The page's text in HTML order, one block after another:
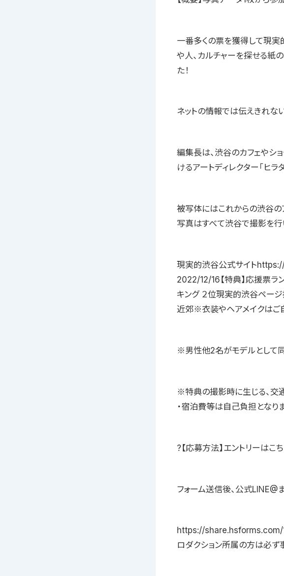
一番多くの票を獲得して現実
や人、カルチャーを探せる紙
た！
ネットの情報では伝えきれな
編集長は、渋谷のカフェやシ
けるアートディレクター「ヒラ
被写体にはこれからの渋谷
写真はすべて渋谷で撮影を行
現実的渋谷公式サイト
2022/12/16【特典】応援票ラ
キング ２位現実的渋谷ペー
近郊※衣装やヘアメイクはご
※男性他2名がモデルとして
※特典の撮影時に生じる、交
・宿泊費等は自己負担となりま
?【応募方法】エントリーはこち
フォーム送信後、公式LINE@
https://share.hsforms.com/
ロダクション所属の方は必ず